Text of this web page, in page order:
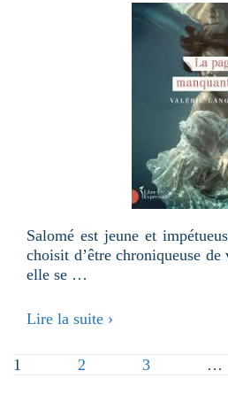
Salomé est jeune et
choisit d’être chroniqueuse
elle se …
La
manquante
Lire la suite ›
PAGINATION
1 2 3 …